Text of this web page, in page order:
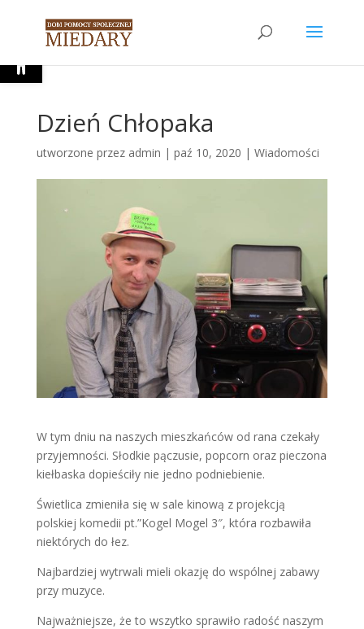
Open toolbar
Dzień Chłopaka
utworzone przez admin | paź 10, 2020 | Wiadomości
W tym dniu na naszych mieszkańców od rana czekały
przyjemności. Słodkie pączusie, popcorn oraz pieczona
kiełbaska dopieściły nie jedno podniebienie.
Świetlica zmieniła się w sale kinową z projekcją
polskiej komedii pt.”Kogel Mogel 3″, która rozbawiła
niektórych do łez.
Najbardziej wytrwali mieli okazję do wspólnej zabawy
przy muzyce.
Najważniejsze, że to wszytko sprawiło radość naszym